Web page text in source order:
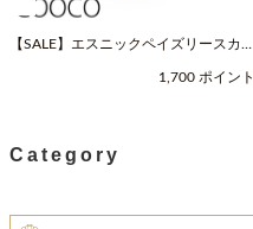
【SALE】エスニックペイズリースカー
1,700 ポイント
Category